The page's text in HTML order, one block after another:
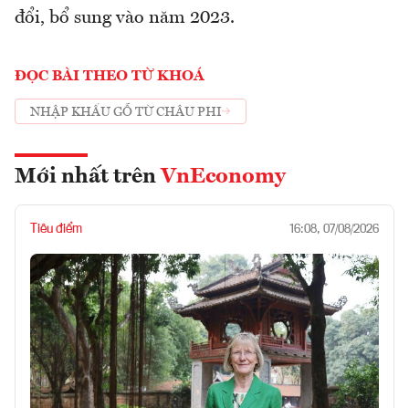
đổi, bổ sung vào năm 2023.
ĐỌC BÀI THEO TỪ KHOÁ
NHẬP KHẨU GỖ TỪ CHÂU PHI
Mới nhất trên VnEconomy
Tiêu điểm 16:08, 07/08/2026